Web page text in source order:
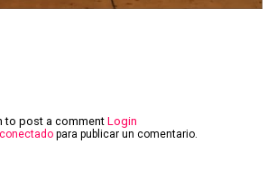
to post a comment Login
conectado para publicar un comentario.